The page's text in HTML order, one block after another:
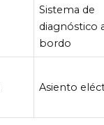
Sistema de
diagnóstico
bordo
Asiento